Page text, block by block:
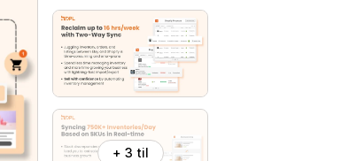
+ 3 til